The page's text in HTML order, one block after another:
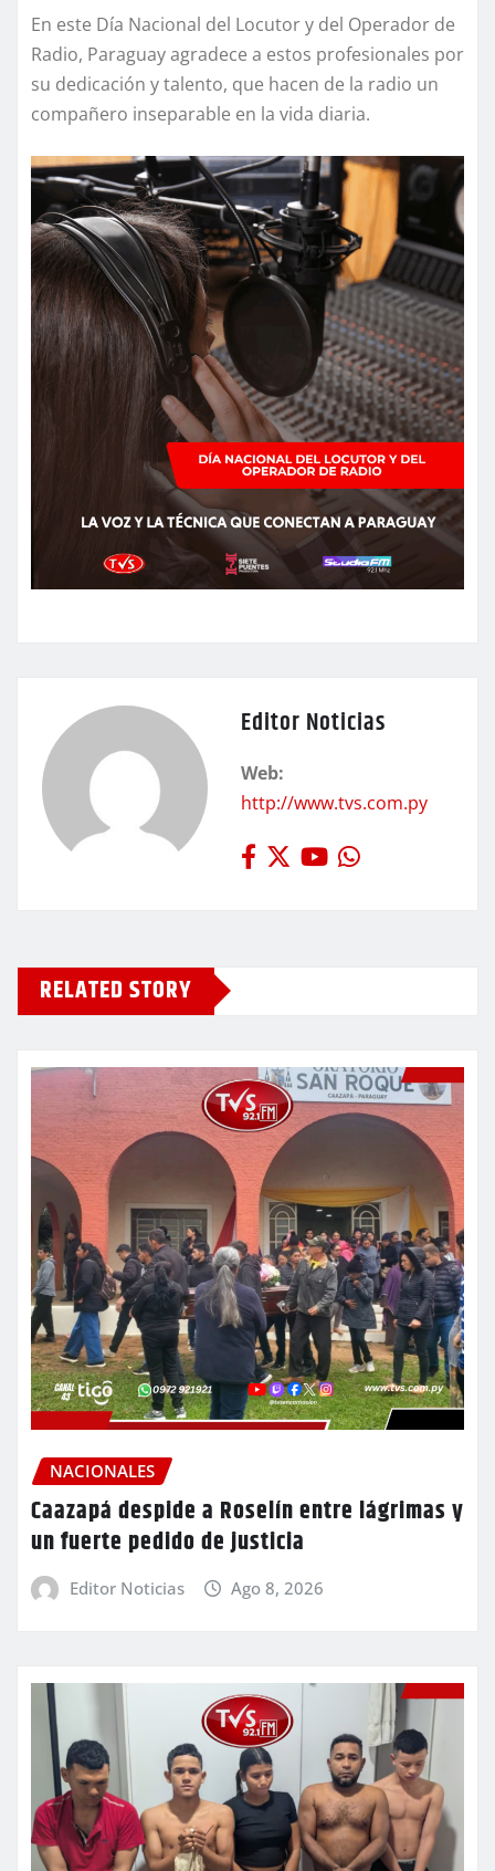
En este Día Nacional del Locutor y del Operador de
Radio, Paraguay agradece a estos profesionales por
su dedicación y talento, que hacen de la radio un
compañero inseparable en la vida diaria.
Editor Noticias
Web:
http://www.tvs.com.py
RELATED STORY
NACIONALES
Caazapá despide a Roselín entre lágrimas y
un fuerte pedido de justicia
Editor Noticias Ago 8, 2026